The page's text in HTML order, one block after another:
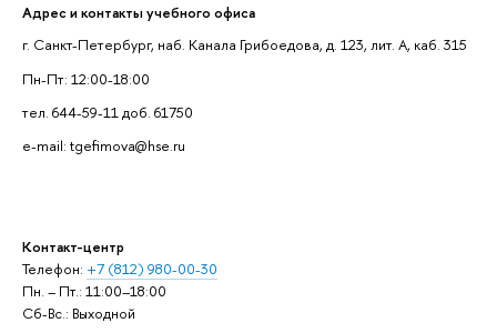
Адрес и контакты учебного офиса
г. Санкт-Петербург, наб. Канала Грибоедова, д. 123, лит. А, каб. 315
Пн-Пт: 12:00-18:00
тел. 644-59-11 доб. 61750
e-mail: tgefimova@hse.ru
Контакт-центр
Телефон: +7 (812) 980-00-30
Пн. – Пт.: 11:00–18:00
Сб-Вс.: Выходной